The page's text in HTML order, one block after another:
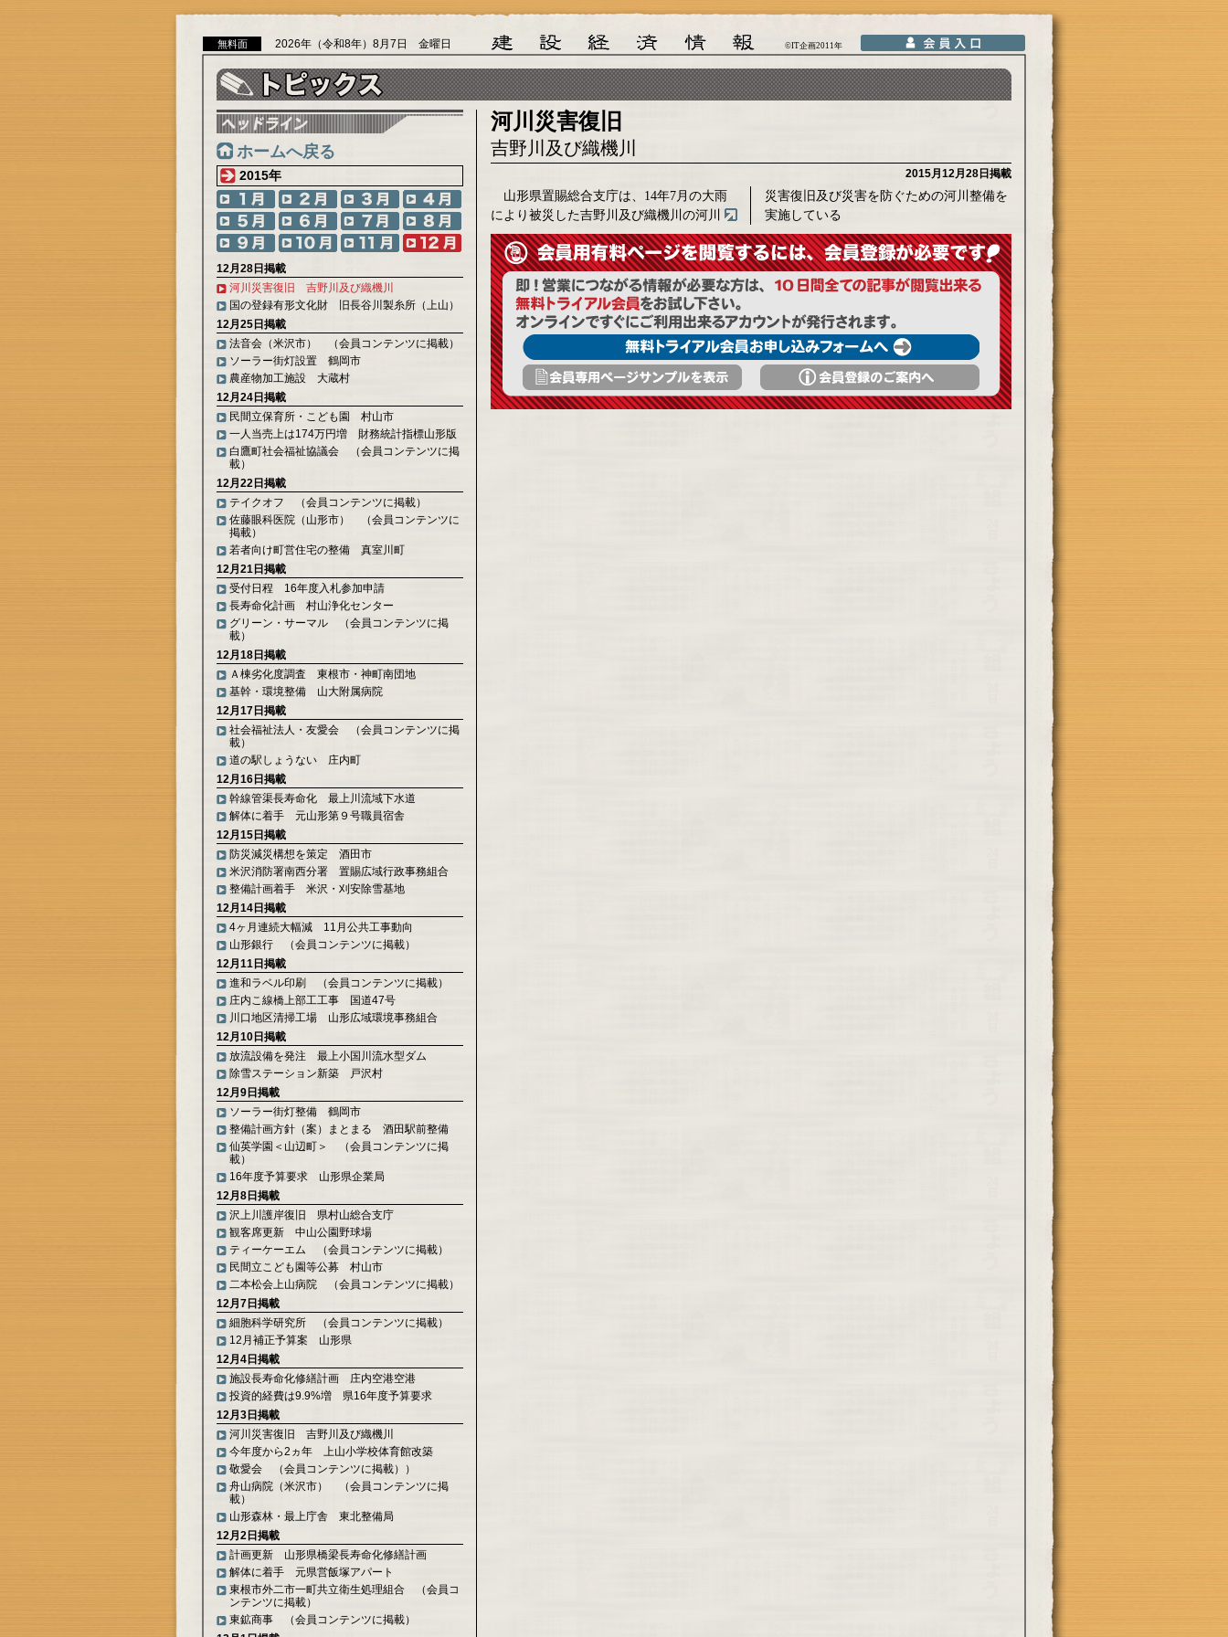
無料面 2026年（令和8年）8月7日 金曜日 ©IT企画2011年
ホームへ戻る
2015年
12月28日掲載
河川災害復旧 吉野川及び織機川
国の登録有形文化財 旧長谷川製糸所（上山）
12月25日掲載
法音会（米沢市） （会員コンテンツに掲載）
ソーラー街灯設置 鶴岡市
農産物加工施設 大蔵村
12月24日掲載
民間立保育所・こども園 村山市
一人当売上は174万円増 財務統計指標山形版
白鷹町社会福祉協議会 （会員コンテンツに掲
載）
12月22日掲載
テイクオフ （会員コンテンツに掲載）
佐藤眼科医院（山形市） （会員コンテンツに
掲載）
若者向け町営住宅の整備 真室川町
12月21日掲載
受付日程 16年度入札参加申請
長寿命化計画 村山浄化センター
グリーン・サーマル （会員コンテンツに掲
載）
12月18日掲載
Ａ棟劣化度調査 東根市・神町南団地
基幹・環境整備 山大附属病院
12月17日掲載
社会福祉法人・友愛会 （会員コンテンツに掲
載）
道の駅しょうない 庄内町
12月16日掲載
幹線管渠長寿命化 最上川流域下水道
解体に着手 元山形第９号職員宿舎
12月15日掲載
防災減災構想を策定 酒田市
米沢消防署南西分署 置賜広域行政事務組合
整備計画着手 米沢・刈安除雪基地
12月14日掲載
4ヶ月連続大幅減 11月公共工事動向
山形銀行 （会員コンテンツに掲載）
12月11日掲載
進和ラベル印刷 （会員コンテンツに掲載）
庄内こ線橋上部工工事 国道47号
川口地区清掃工場 山形広域環境事務組合
12月10日掲載
放流設備を発注 最上小国川流水型ダム
除雪ステーション新築 戸沢村
12月9日掲載
ソーラー街灯整備 鶴岡市
整備計画方針（案）まとまる 酒田駅前整備
仙英学園＜山辺町＞ （会員コンテンツに掲
載）
16年度予算要求 山形県企業局
12月8日掲載
沢上川護岸復旧 県村山総合支庁
観客席更新 中山公園野球場
ティーケーエム （会員コンテンツに掲載）
民間立こども園等公募 村山市
二本松会上山病院 （会員コンテンツに掲載）
12月7日掲載
細胞科学研究所 （会員コンテンツに掲載）
12月補正予算案 山形県
12月4日掲載
施設長寿命化修繕計画 庄内空港空港
投資的経費は9.9%増 県16年度予算要求
12月3日掲載
河川災害復旧 吉野川及び織機川
今年度から2ヵ年 上山小学校体育館改築
敬愛会 （会員コンテンツに掲載））
舟山病院（米沢市） （会員コンテンツに掲
載）
山形森林・最上庁舎 東北整備局
12月2日掲載
計画更新 山形県橋梁長寿命化修繕計画
解体に着手 元県営飯塚アパート
東根市外二市一町共立衛生処理組合 （会員コ
ンテンツに掲載）
東鉱商事 （会員コンテンツに掲載）
河川災害復旧
吉野川及び織機川
2015月12月28日掲載
山形県置賜総合支庁は、14年7月の大雨
により被災した吉野川及び織機川の河川
災害復旧及び災害を防ぐための河川整備を
実施している